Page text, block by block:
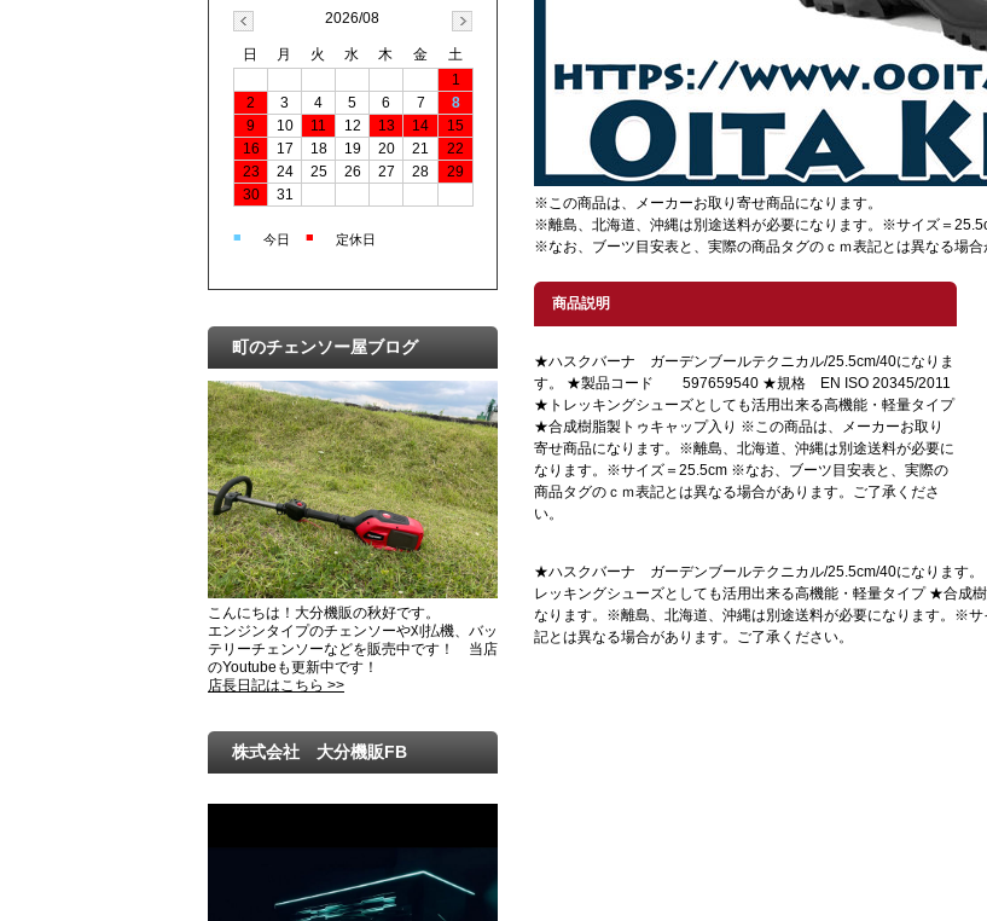
※この商品は、メーカーお取り寄せ商品になります。
※離島、北海道、沖縄は別途送料が必要になります。※サイズ＝
※なお、ブーツ目安表と、実際の商品タグのｃｍ表記とは異なる場合
商品説明
★ハスクバーナ ガーデンブールテクニカル/25.5cm/40になりま
す。 ★製品コード 597659540 ★規格 EN ISO 20345/2011
★トレッキングシューズとしても活用出来る高機能・軽量タイプ
★合成樹脂製トゥキャップ入り ※この商品は、メーカーお取り
寄せ商品になります。※離島、北海道、沖縄は別途送料が必要に
なります。※サイズ＝25.5cm ※なお、ブーツ目安表と、実際の
商品タグのｃｍ表記とは異なる場合があります。ご了承くださ
い。
★ハスクバーナ ガーデンブールテクニカル/25.5cm/40になりま
レッキングシューズとしても活用出来る高機能・軽量タイプ ★合成
なります。※離島、北海道、沖縄は別途送料が必要になります。※
記とは異なる場合があります。ご了承ください。
2026/08
日 月 火 水 木 金
土
1
2
3 4 5 6 7
8
9
10 11 12 13 14
15
16
17 18 19 20 21
22
23
24 25 26 27 28
29
30
31
■ 今日 ■ 定休日
町のチェンソー屋ブログ
こんにちは！大分機販の秋好です。
エンジンタイプのチェンソーや刈払機、バッ
テリーチェンソーなどを販売中です！ 当店
のYoutubeも更新中です！
店長日記はこちら >>
株式会社 大分機販FB